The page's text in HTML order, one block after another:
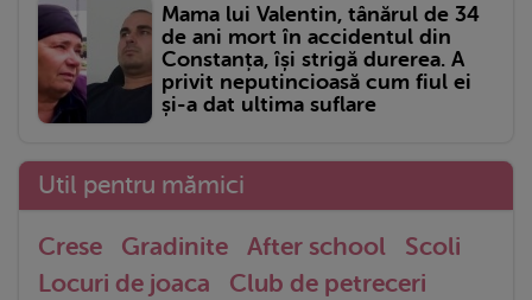
Mama lui Valentin, tânărul de 34
de ani mort în accidentul din
Constanța, își strigă durerea. A
privit neputincioasă cum fiul ei
și-a dat ultima suflare
Util pentru mămici
Crese Gradinite After school
Scoli
Locuri de joaca
Club de petreceri